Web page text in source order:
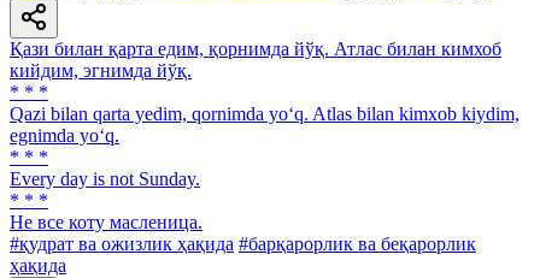
Қази билан қарта едим, қорнимда йўқ. Атлас билан кимхоб
кийдим, эгнимда йўқ.
* * *
Qazi bilan qarta yedim, qornimda yo‘q. Atlas bilan kimxob kiydim,
egnimda yo‘q.
* * *
Every day is not Sunday.
* * *
He все коту масленица.
#қудрат ва ожизлик ҳақида #барқарорлик ва беқарорлик
ҳақида